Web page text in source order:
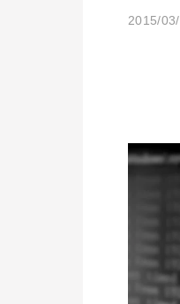
2015/